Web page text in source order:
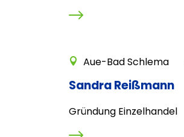
Aue-Bad Schlema
Sandra Reißmann
Gründung Einzelhandel